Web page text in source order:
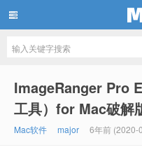
ImageRanger Pro
工具）for Mac破解
Mac软件 major 6年前 (2020-